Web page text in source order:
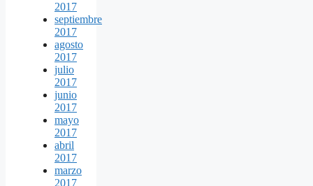
2017
septiembre
2017
agosto
2017
julio
2017
junio
2017
mayo
2017
abril
2017
marzo
2017